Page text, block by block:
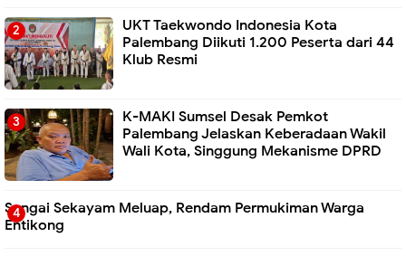
UKT Taekwondo Indonesia Kota
Palembang Diikuti 1.200 Peserta dari 44
Klub Resmi
K-MAKI Sumsel Desak Pemkot
Palembang Jelaskan Keberadaan Wakil
Wali Kota, Singgung Mekanisme DPRD
Sungai Sekayam Meluap, Rendam Permukiman Warga
Entikong